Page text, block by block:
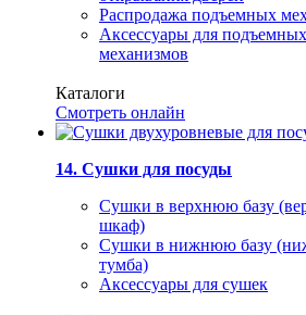
Распродажа подъемных
Аксессуары для подъемных
механизмов
Каталоги
Смотреть онлайн
14. Сушки для посуды
Сушки в верхнюю базу
шкаф)
Сушки в нижнюю базу
тумба)
Аксессуары для сушек